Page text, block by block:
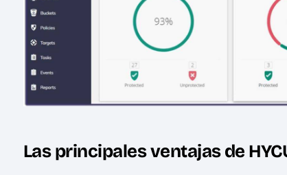
Las principales ventajas de